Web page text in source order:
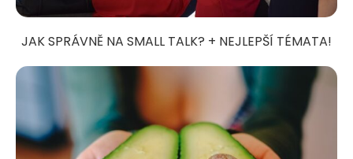
JAK SPRÁVNĚ NA SMALL TALK? + NEJLEPŠÍ TÉMATA!